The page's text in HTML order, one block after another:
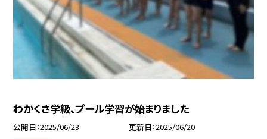
わかくさ学級、プール学習が始まりました
公開日 2025/06/23 更新日 2025/06/20